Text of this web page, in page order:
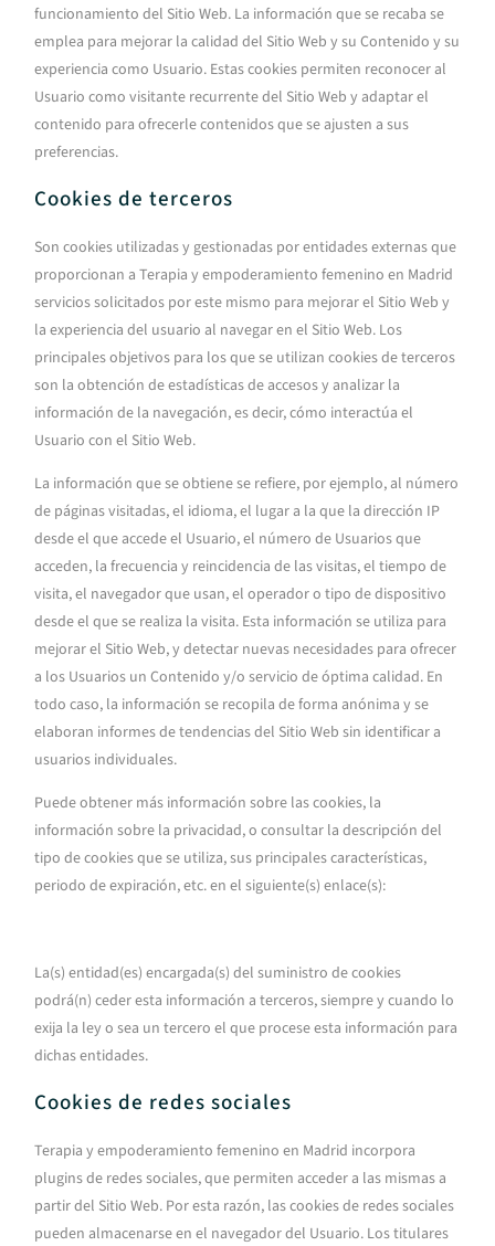
funcionamiento del Sitio Web. La información que se recaba se
emplea para mejorar la calidad del Sitio Web y su Contenido y su
experiencia como Usuario. Estas cookies permiten reconocer al
Usuario como visitante recurrente del Sitio Web y adaptar el
contenido para ofrecerle contenidos que se ajusten a sus
preferencias.
Cookies de terceros
Son cookies utilizadas y gestionadas por entidades externas que
proporcionan aTerapia y empoderamiento femenino en Madrid
servicios solicitados por este mismo para mejorar el Sitio Web y
la experiencia del usuario al navegar en el Sitio Web. Los
principales objetivos para los que se utilizan cookies de terceros
son la obtención de estadísticas de accesos y analizar la
información de la navegación, es decir, cómo interactúa el
Usuario con el Sitio Web.
La información que se obtiene se refiere, por ejemplo, al número
de páginas visitadas, el idioma, el lugar a la que la dirección IP
desde el que accede el Usuario, el número de Usuarios que
acceden, la frecuencia y reincidencia de las visitas, el tiempo de
visita, el navegador que usan, el operador o tipo de dispositivo
desde el que se realiza la visita. Esta información se utiliza para
mejorar el Sitio Web, y detectar nuevas necesidades para ofrecer
a los Usuarios un Contenido y/o servicio de óptima calidad. En
todo caso, la información se recopila de forma anónima y se
elaboran informes de tendencias del Sitio Web sin identificar a
usuarios individuales.
Puede obtener más información sobre las cookies, la
información sobre la privacidad, o consultar la descripción del
tipo de cookies que se utiliza, sus principales características,
periodo de expiración, etc. en el siguiente(s) enlace(s):
La(s) entidad(es) encargada(s) del suministro de cookies
podrá(n) ceder esta información a terceros, siempre y cuando lo
exija la ley o sea un tercero el que procese esta información para
dichas entidades.
Cookies de redes sociales
Terapia y empoderamiento femenino en Madrid incorpora
plugins de redes sociales, que permiten acceder a las mismas a
partir del Sitio Web. Por esta razón, las cookies de redes sociales
pueden almacenarse en el navegador del Usuario. Los titulares